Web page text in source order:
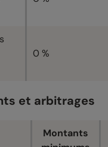
0 %
et arbitrages
Montants